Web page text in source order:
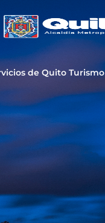
de Quito Turismo